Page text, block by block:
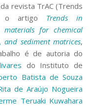
revista TrAC (Trends
o artigo Trends in
materials for chemical
and sediment matrices,
é de autoria do
do Instituto de
Batista de Souza
de Araújo Nogueira
Teruaki Kuwahara